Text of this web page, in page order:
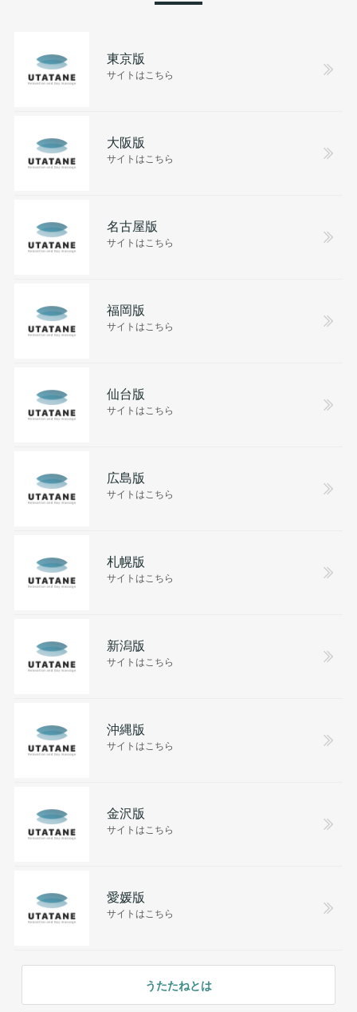
東京版
サイトはこちら
大阪版
サイトはこちら
名古屋版
サイトはこちら
福岡版
サイトはこちら
仙台版
サイトはこちら
広島版
サイトはこちら
札幌版
サイトはこちら
新潟版
サイトはこちら
沖縄版
サイトはこちら
金沢版
サイトはこちら
愛媛版
サイトはこちら
うたたねとは